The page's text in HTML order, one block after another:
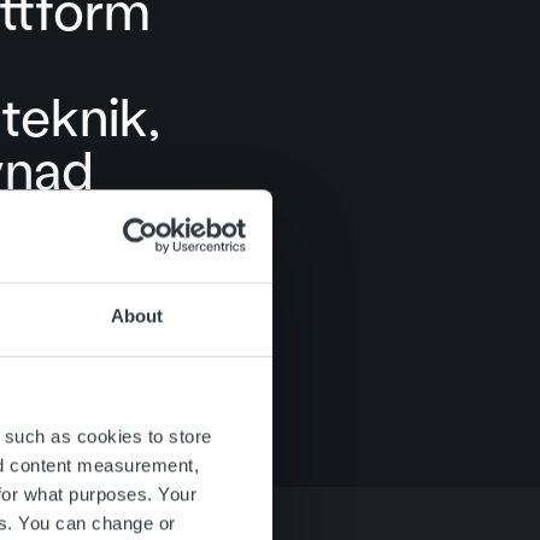
About
as cookies to store
content measurement,
what purposes. Your
You can change or